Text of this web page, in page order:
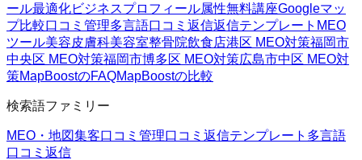
ール最適化ビジネスプロフィール属性無料講座Googleマッ
プ比較口コミ管理多言語口コミ返信返信テンプレート MEO
ツール美容皮膚科美容室整骨院飲食店港区 MEO対策福岡市
中央区 MEO対策福岡市博多区 MEO対策広島市中区 MEO対
策MapBoostのFAQMapBoostの比較
検索語ファミリー
MEO・地図集客口コミ管理口コミ返信テンプレート 多言語
口コミ返信